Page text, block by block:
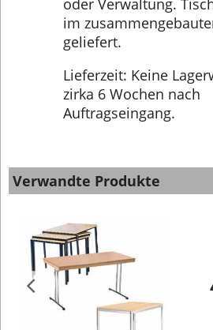
oder Verwaltung.
im
geliefert.
Lieferzeit: Keine
zirka 6 Wochen nach
Auftragseingang.
Verwandte Produkte